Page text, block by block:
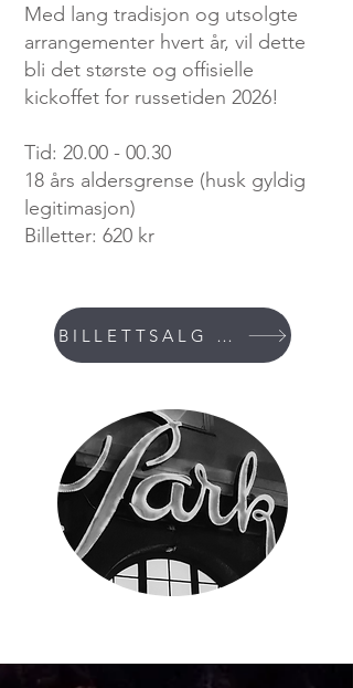
Med lang tradisjon og utsolgte
arrangementer hvert år, vil dette
bli det største og offisielle
kickoffet for russetiden 2026!
Tid: 20.00 - 00.30
18 års aldersgrense (husk gyldig
legitimasjon)
Billetter: 620 kr
BILLETTSALG STARTER